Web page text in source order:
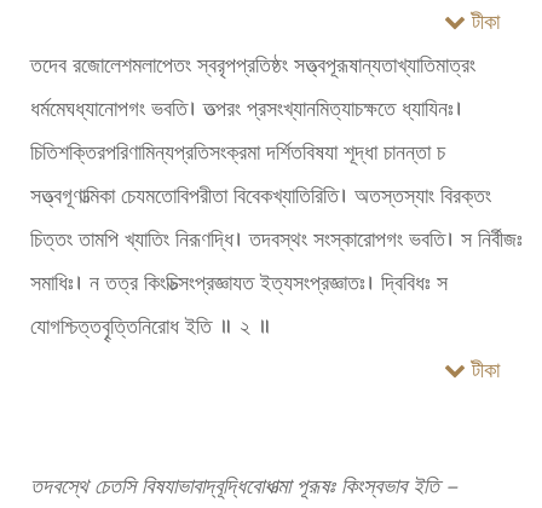
টীকা
তদেব রজোলেশমলাপেতং স্বরৃপপ্রতিষ্ঠং সত্ত্বপূরূষান্যতাখ্যাতিমাত্রং
ধর্মমেঘধ্যানোপগং ভবতি। তত্পরং প্রসংখ্যানমিত্যাচক্ষতে ধ্যাযিনঃ।
চিতিশক্তিরপরিণামিন্যপ্রতিসংক্রমা দর্শিতবিষযা শূদ্ধা চানন্তা চ
সত্ত্বগূণাত্মিকা চেযমতোবিপরীতা বিবেকখ্যাতিরিতি। অতস্তস্যাং বিরক্তং
চিত্তং তামপি খ্যাতিং নিরূণদ্ধি। তদবস্থং সংস্কারোপগং ভবতি। স নির্বীজঃ
সমাধিঃ। ন তত্র কিংচিত্সংপ্রজ্ঞাযত ইত্যসংপ্রজ্ঞাতঃ। দ্বিবিধঃ স
যোগশ্চিত্তবৄত্তিনিরোধ ইতি ॥ ২ ॥
টীকা
তদবস্থে চেতসি বিষযাভাবাদ্বূদ্ধিবোধাত্মা পূরূষঃ কিংস্বভাব ইতি –